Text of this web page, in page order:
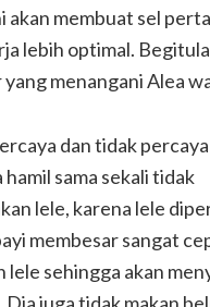
akan membuat sel
lebih optimal.
menangani Alea
dan tidak percaya
sama sekali tidak
lele, karena lele
membesar sangat
lele sehingga akan